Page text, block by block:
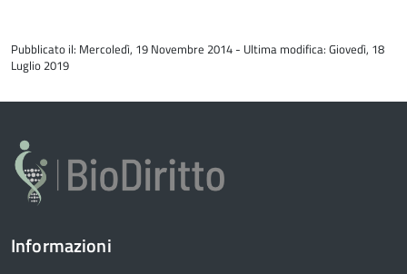
del
contenuto
Pubblicato il: Mercoledì, 19 Novembre 2014 - Ultima modifica: Giovedì, 18
Luglio 2019
Informazioni